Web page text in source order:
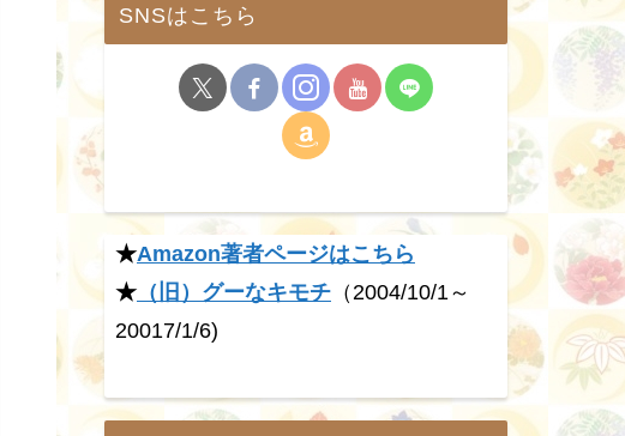
SNSはこちら
★Amazon著者ページはこちら
★ （旧）グーなキモチ （2004/10/1～
20017/1/6)